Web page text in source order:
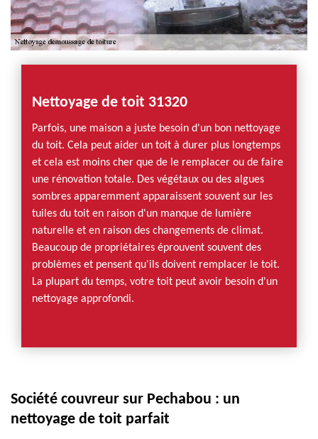
Nettoyage de toit 31320
Parfois, une maison a juste besoin d'un bon nettoyage
du toit. Cela peut aider un toit à durer plus longtemps
et cela est moins cher que de le remplacer ou de faire
une rénovation totale. Des végétaux ou des algues
sombres apparemment apparaissent souvent sur les
tuiles du toit en raison d'un manque de lumière
naturelle et en raison des changements de climat.
Beaucoup de propriétaires éprouvent souvent des
problèmes et pensent qu'ils doivent remplacer le toit.
La plupart du temps, votre toit peut avoir besoin d'un
nettoyage approfondi.
Société couvreur sur Pechabou : un
nettoyage de toit parfait